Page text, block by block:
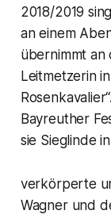
2018/2019
an einem
übernimmt
Leitmetzerin
Bayreuther
sie Sieglinde
verkörperte
Wagner und